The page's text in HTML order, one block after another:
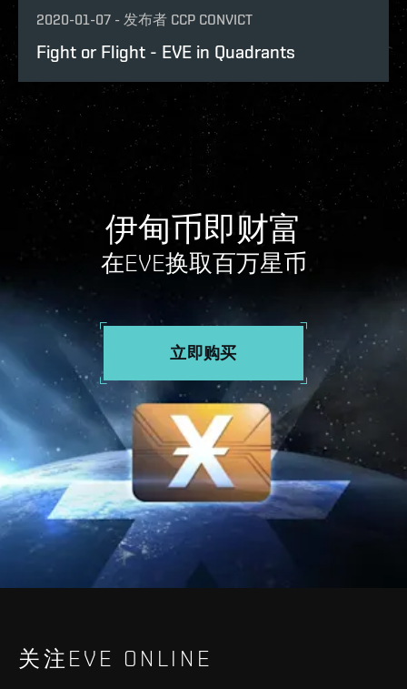
2020-01-07 - 发布者 CCP CONVICT
Fight or Flight - EVE in Quadrants
伊甸币即财富
在EVE换取百万星币
立即购买
关注EVE ONLINE